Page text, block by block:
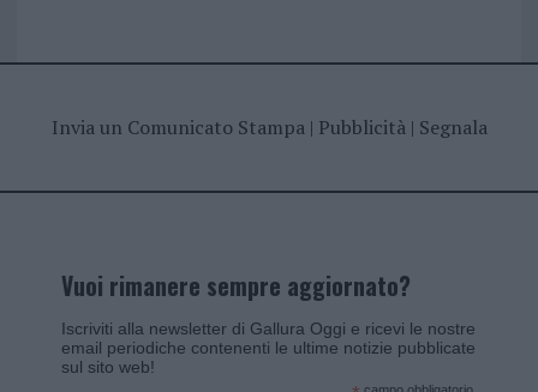
Invia un Comunicato Stampa| Pubblicità| Segnala
Vuoi rimanere sempre aggiornato?
Iscriviti alla newsletter di Gallura Oggi e ricevi le nostre
email periodiche contenenti le ultime notizie pubblicate
sul sito web!